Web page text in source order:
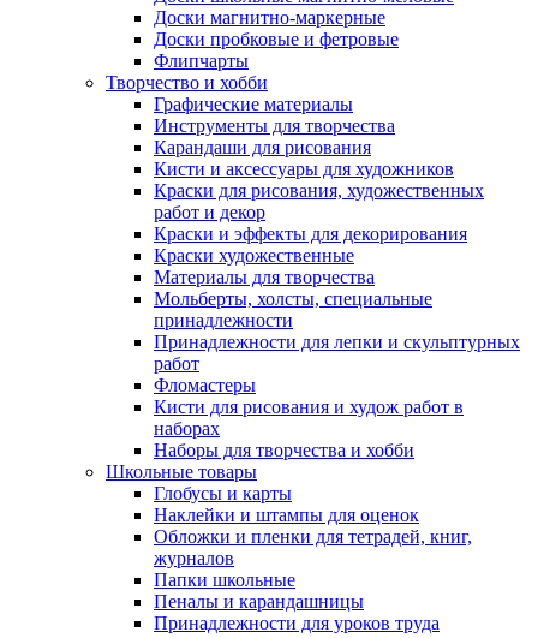
Доски магнитно-маркерные
Доски пробковые и фетровые
Флипчарты
Творчество и хобби
Графические материалы
Инструменты для творчества
Карандаши для рисования
Кисти и аксессуары для художников
Краски для рисования, художественных
работ и декор
Краски и эффекты для декорирования
Краски художественные
Материалы для творчества
Мольберты, холсты, специальные
принадлежности
Принадлежности для лепки и скульптурных
работ
Фломастеры
Кисти для рисования и худож работ в
наборах
Наборы для творчества и хобби
Школьные товары
Глобусы и карты
Наклейки и штампы для оценок
Обложки и пленки для тетрадей, книг,
журналов
Папки школьные
Пеналы и карандашницы
Принадлежности для уроков труда